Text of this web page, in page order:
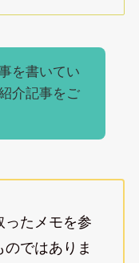
を書いてい
介記事をご
ったメモを参
ではありま